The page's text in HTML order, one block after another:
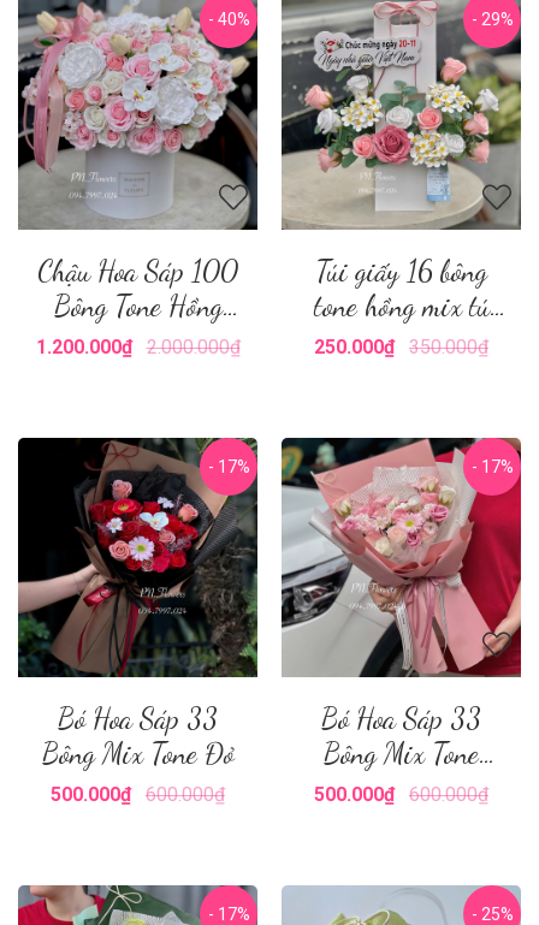
- 40%
Chậu Hoa Sáp 100
Bông Tone Hồng
Mix Lan
1.200.000₫ 2.000.000₫
- 29%
Túi giấy 16 bông
tone hồng mix tú
cầu
250.000₫ 350.000₫
- 17%
Bó Hoa Sáp 33
Bông Mix Tone Đỏ
500.000₫ 600.000₫
- 17%
Bó Hoa Sáp 33
Bông Mix Tone
Hồng
500.000₫ 600.000₫
- 17% - 25%